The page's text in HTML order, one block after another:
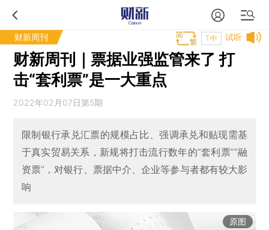
财新周刊 试听
T中
财新周刊｜票据业强监管来了 打
击“套利票”是一大重点
2022年02月07日第5期
限制银行承兑汇票的规模占比、强调承兑和贴现需基
于真实贸易关系，新规将打击流行数年的“套利票”“融
资票”，对银行、票据中介、企业等参与者都有较大影
响
原图